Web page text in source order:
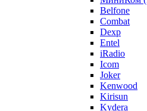
Belfone
Combat
Dexp
Entel
iRadio
Icom
Joker
Kenwood
Kirisun
Kydera